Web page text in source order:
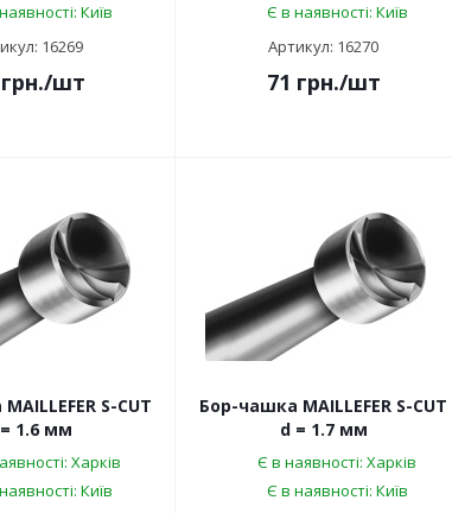
Київ
16269
/шт
Є в наявності: Київ
Артикул: 16270
71 грн./шт
S-CUT
1.6 мм
Харків
Київ
Бор-чашка MAILLEFER S-CUT
d = 1.7 мм
Є в наявності: Харків
Є в наявності: Київ